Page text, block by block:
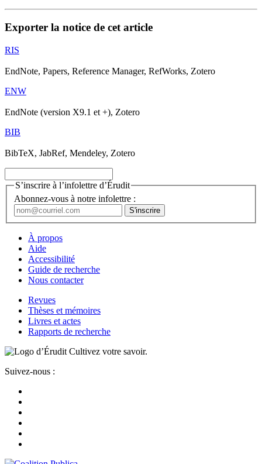
Exporter la notice de cet article
RIS
EndNote, Papers, Reference Manager, RefWorks, Zotero
ENW
EndNote (version X9.1 et +), Zotero
BIB
BibTeX, JabRef, Mendeley, Zotero
S’inscrire à l’infolettre d’Érudit
Abonnez-vous à notre infolettre :
À propos
Aide
Accessibilité
Guide de recherche
Nous contacter
Revues
Thèses et mémoires
Livres et actes
Rapports de recherche
Cultivez votre savoir.
Suivez-nous :